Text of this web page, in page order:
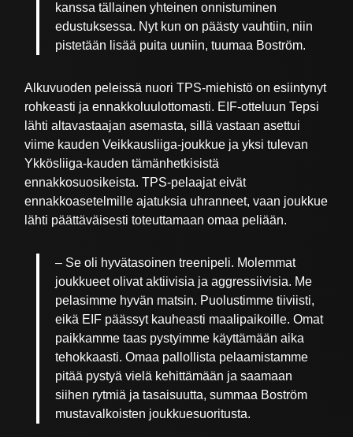
kanssa tällainen yhteinen onnistuminen
edustuksessa. Nyt kun on päästy vauhtiin, niin
pistetään lisää puita uuniin, tuumaa Boström.
Alkuvuoden peleissä nuori TPS-miehistö on esiintynyt
rohkeasti ja ennakkoluulottomasti. EIF-otteluun Tepsi
lähti altavastaajan asemasta, sillä vastaan asettui
viime kauden Veikkausliiga-joukkue ja yksi tulevan
Ykkösliiga-kauden tämänhetkisistä
ennakkosuosikeista. TPS-pelaajat eivät
ennakkoasetelmille ajatuksia uhranneet, vaan joukkue
lähti päättäväisesti toteuttamaan omaa peliään.
– Se oli hyvätasoinen treenipeli. Molemmat
joukkueet olivat aktiivisia ja aggressiivisia. Me
pelasimme hyvän matsin. Puolustimme tiiviisti,
eikä EIF päässyt kauheasti maalipaikoille. Omat
paikkamme taas pystyimme käyttämään aika
tehokkaasti. Omaa pallollista pelaamistamme
pitää pystyä vielä kehittämään ja saamaan
siihen rytmiä ja tasaisuutta, summaa Boström
mustavalkoisten joukkuesuoritusta.